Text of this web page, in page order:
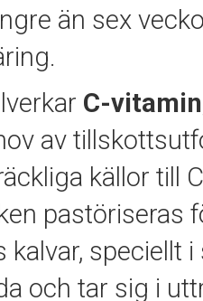
än sex
C-vitamin
av
källor till
pastöriseras
speciellt
och tar sig i